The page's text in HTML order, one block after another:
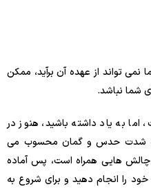
نمی تواند از عهده آن برآید، ممکن
شما نباشد.
اما به یاد داشته باشید، هنوز در
به شدت حدس و گمان محسوب می
چالش هایی همراه است، پس آماده
را انجام دهید و برای شروع به